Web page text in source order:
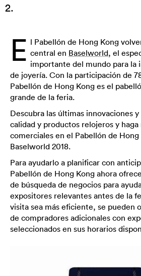
2.
E l Pabellón de Hong Kong
central en Baselworld, el
importante del mundo para la
de joyería. Con la participación de
Pabellón de Hong Kong es el
grande de la feria.
Descubra las últimas innovaciones
calidad y productos relojeros y
comerciales en el Pabellón de
Baselworld 2018.
Para ayudarlo a planificar con
Pabellón de Hong Kong ahora
de búsqueda de negocios para
expositores relevantes antes de la
visita sea más eficiente, se pueden
de compradores adicionales con
seleccionados en sus horarios